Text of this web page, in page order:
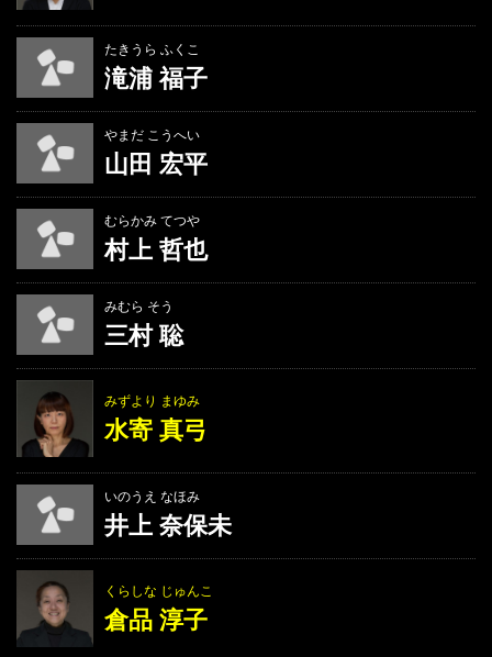
たきうら ふくこ
滝浦 福子
やまだ こうへい
山田 宏平
むらかみ てつや
村上 哲也
みむら そう
三村 聡
みずより まゆみ
水寄 真弓
いのうえ なほみ
井上 奈保未
くらしな じゅんこ
倉品 淳子